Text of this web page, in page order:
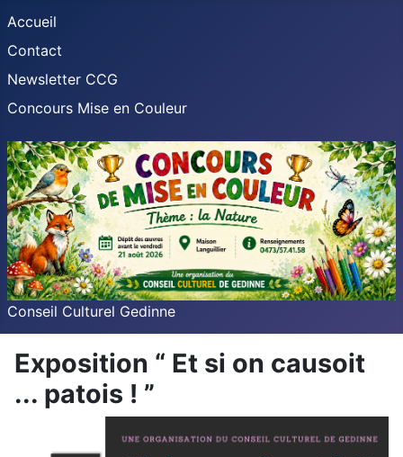
Accueil
Contact
Newsletter CCG
Concours Mise en Couleur
Conseil Culturel Gedinne
Exposition “ Et si on causoit
... patois ! ”